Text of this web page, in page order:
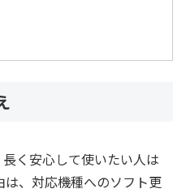
く安心して使いたい人は
、対応機種へのソフト更